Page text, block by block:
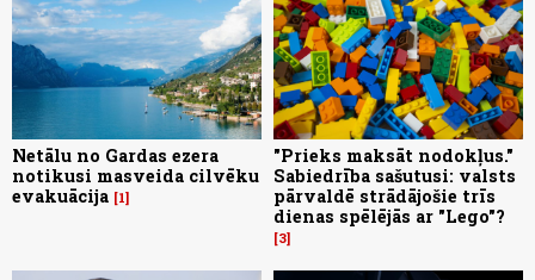
Netālu no Gardas ezera
notikusi masveida cilvēku
evakuācija 1
"Prieks maksāt nodokļus."
Sabiedrība sašutusi: valsts
pārvaldē strādājošie trīs
dienas spēlējās ar "Lego"?
3